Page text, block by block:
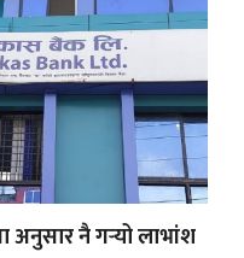
अनुसार नै गर्‍यो लाभांश